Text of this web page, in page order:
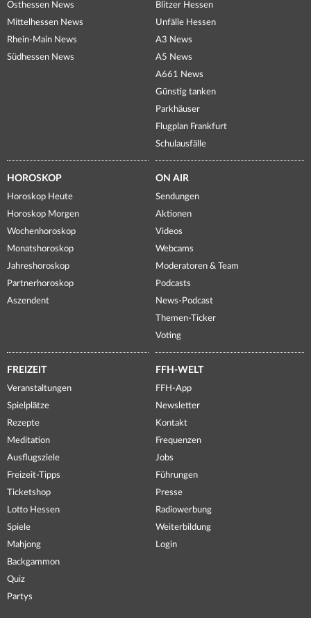
Osthessen News
Mittelhessen News
Rhein-Main News
Südhessen News
Blitzer Hessen
Unfälle Hessen
A3 News
A5 News
A661 News
Günstig tanken
Parkhäuser
Flugplan Frankfurt
Schulausfälle
HOROSKOP
Horoskop Heute
Horoskop Morgen
Wochenhoroskop
Monatshoroskop
Jahreshoroskop
Partnerhoroskop
Aszendent
ON AIR
Sendungen
Aktionen
Videos
Webcams
Moderatoren & Team
Podcasts
News-Podcast
Themen-Ticker
Voting
FREIZEIT
Veranstaltungen
Spielplätze
Rezepte
Meditation
Ausflugsziele
Freizeit-Tipps
Ticketshop
Lotto Hessen
Spiele
Mahjong
Backgammon
Quiz
Partys
FFH-WELT
FFH-App
Newsletter
Kontakt
Frequenzen
Jobs
Führungen
Presse
Radiowerbung
Weiterbildung
Login